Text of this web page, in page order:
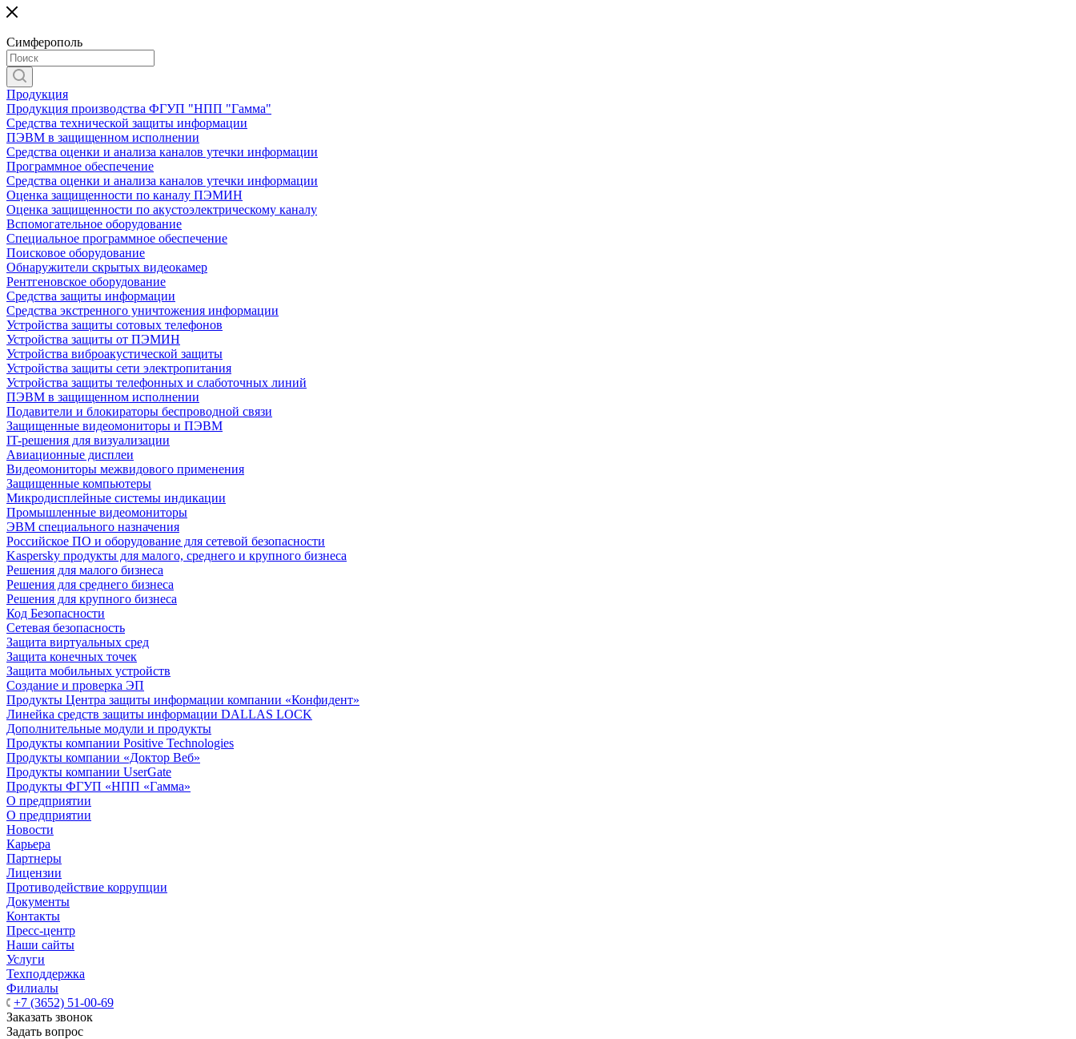
Симферополь
Продукция
Продукция производства ФГУП "НПП "Гамма"
Средства технической защиты информации
ПЭВМ в защищенном исполнении
Средства оценки и анализа каналов утечки информации
Программное обеспечение
Средства оценки и анализа каналов утечки информации
Оценка защищенности по каналу ПЭМИН
Оценка защищенности по акустоэлектрическому каналу
Вспомогательное оборудование
Специальное программное обеспечение
Поисковое оборудование
Обнаружители скрытых видеокамер
Рентгеновское оборудование
Средства защиты информации
Средства экстренного уничтожения информации
Устройства защиты сотовых телефонов
Устройства защиты от ПЭМИН
Устройства виброакустической защиты
Устройства защиты сети электропитания
Устройства защиты телефонных и слаботочных линий
ПЭВМ в защищенном исполнении
Подавители и блокираторы беспроводной связи
Защищенные видеомониторы и ПЭВМ
IT-решения для визуализации
Авиационные дисплеи
Видеомониторы межвидового применения
Защищенные компьютеры
Микродисплейные системы индикации
Промышленные видеомониторы
ЭВМ специального назначения
Российское ПО и оборудование для сетевой безопасности
Kaspersky продукты для малого, среднего и крупного бизнеса
Решения для малого бизнеса
Решения для среднего бизнеса
Решения для крупного бизнеса
Код Безопасности
Сетевая безопасность
Защита виртуальных сред
Защита конечных точек
Защита мобильных устройств
Создание и проверка ЭП
Продукты Центра защиты информации компании «Конфидент»
Линейка средств защиты информации DALLAS LOCK
Дополнительные модули и продукты
Продукты компании Positive Technologies
Продукты компании «Доктор Веб»
Продукты компании UserGate
Продукты ФГУП «НПП «Гамма»
О предприятии
О предприятии
Новости
Карьера
Партнеры
Лицензии
Противодействие коррупции
Документы
Контакты
Пресс-центр
Наши сайты
Услуги
Техподдержка
Филиалы
+7 (3652) 51-00-69
Заказать звонок
Задать вопрос